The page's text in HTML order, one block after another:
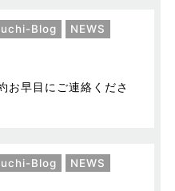
Blog
NEWS
お早目にご連絡くださ
Blog
NEWS